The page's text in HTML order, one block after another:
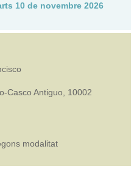
10 de novembre 2026
Casco Antiguo, 10002
modalitat